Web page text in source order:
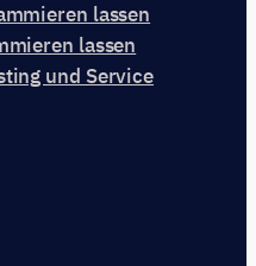
lassen
lassen
und Service